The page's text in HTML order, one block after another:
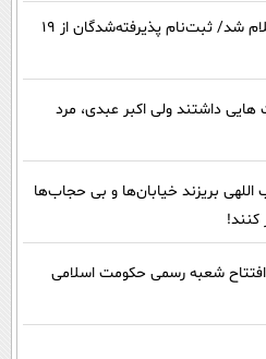
نتایج آزمون مدارس سمپاد اعلام شد/ ثبت‌نام پذیرفته‌شدگان از ۱۹
داشتند ولی اکبر عبدی، مرد
۵۰ هزار حزب اللهی بریزند خیابان‌ها و بی حجاب‌ها
کنند!
شعبه رسمی حکومت اسلامی